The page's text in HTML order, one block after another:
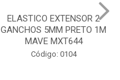
ELASTICO EXTENSOR 2
GANCHOS 5MM PRETO 1M
MAVE MXT644
Código: 0104